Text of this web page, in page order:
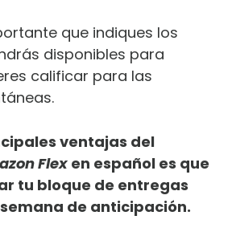
que indiques los
disponibles para
calificar para las
ventajas del
Flex en español es que
tu bloque de entregas
de anticipación.